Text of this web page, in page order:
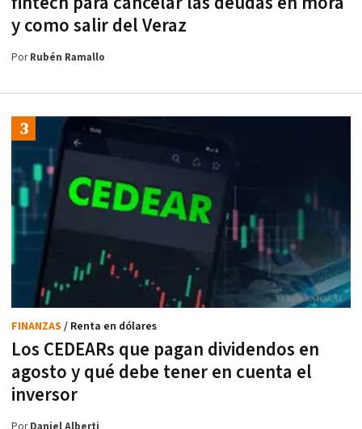
y como salir del Veraz
PorRubén Ramallo
Los CEDEARs que pagan dividendos en
agosto y qué debe tener en cuenta el
inversor
FINANZAS / Renta en dólares